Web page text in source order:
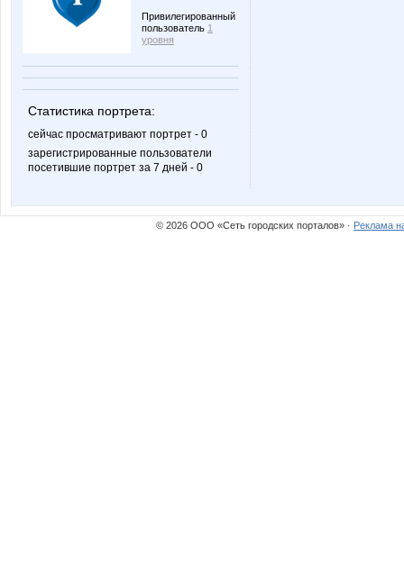
Привилегированный
пользователь 1
уровня
Статистика портрета:
сейчас просматривают портрет - 0
зарегистрированные пользователи
посетившие портрет за 7 дней - 0
© 2026 ООО «Сеть городских порталов» · Реклама